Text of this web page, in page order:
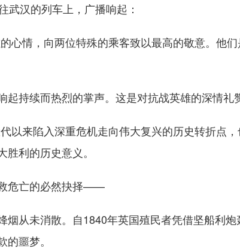
汉的列车上，广播响起：
情，向两位特殊的乘客致以最高的敬意。他
持续而热烈的掌声。这是对抗战英雄的深情礼
来陷入深重危机走向伟大复兴的历史转折点，
利的历史意义。
危亡的必然抉择——
从未消散。自1840年英国殖民者凭借坚船利炮
噩梦。